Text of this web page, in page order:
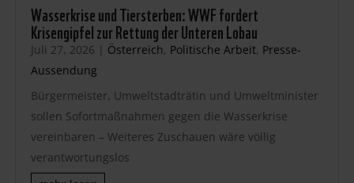
Wasserkrise und Tiersterben: WWF fordert
Krisengipfel zur Rettung der Unteren Lobau
Juli 27, 2026 | Österreich, Politische Arbeit, Presse-
Aussendung
Bürgermeister, Umweltstadträtin und Umweltminister
sollen Sofortmaßnahmen gegen die Wasserkrise
vereinbaren – Weiteres Zuschauen wäre völlig
verantwortungslos